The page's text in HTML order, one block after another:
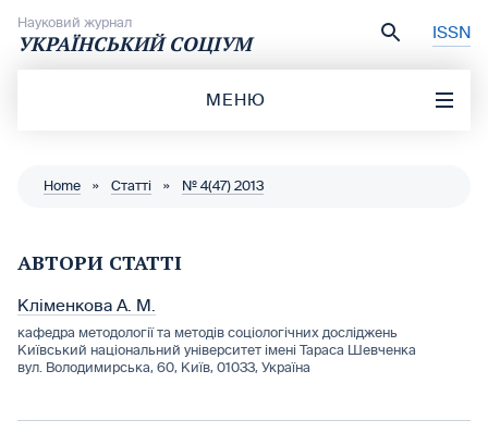
Науковий журнал
УКРАЇНСЬКИЙ СОЦІУМ ISSN
МЕНЮ
Home » Статті » № 4(47) 2013
АВТОРИ СТАТТІ
Кліменкова А. М.
кафедра методології та методів соціологічних досліджень
Київський національний університет імені Тараса Шевченка
вул. Володимирська, 60, Київ, 01033, Україна